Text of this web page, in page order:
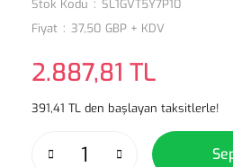
Stok Kodu
SL1GVT5Y7P10
Fiyat
37,50 GBP + KDV
2.887,81 TL
391,41 TL den başlayan taksitlerle!